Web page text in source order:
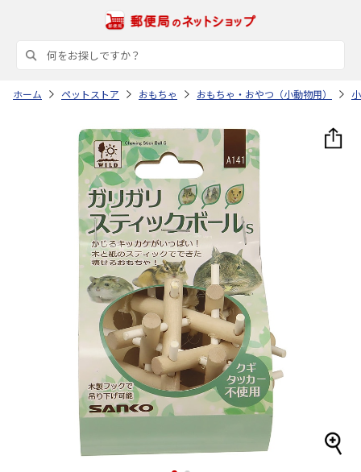
ホーム ペットストア おもちゃ おもちゃ・おやつ（小動物用）